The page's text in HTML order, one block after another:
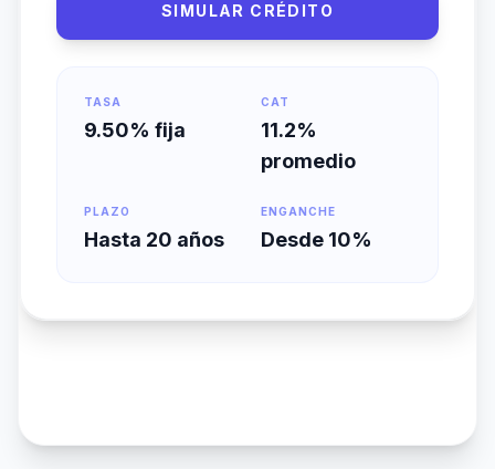
SIMULAR CRÉDITO
TASA
9.50% fija
CAT
11.2%
promedio
PLAZO
Hasta 20 años
ENGANCHE
Desde 10%